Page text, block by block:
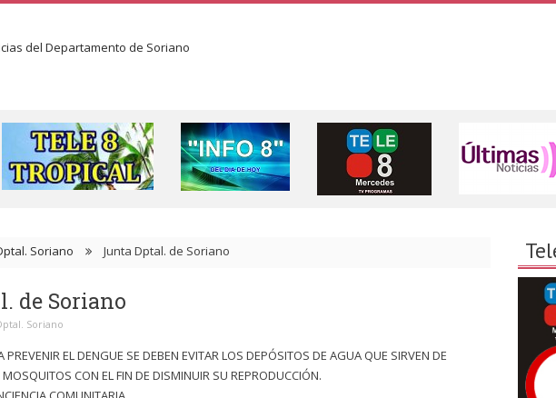
Soriano Junta Dptal. de Soriano
de Soriano
Soriano
PREVENIR EL DENGUE SE DEBEN EVITAR LOS DEPÓSITOS DE AGUA QUE SIRVEN DE
CON EL FIN DE DISMINUIR SU REPRODUCCIÓN.